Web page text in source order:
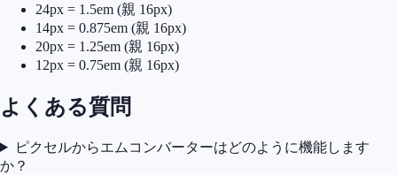
24px = 1.5em (親 16px)
14px = 0.875em (親 16px)
20px = 1.25em (親 16px)
12px = 0.75em (親 16px)
よくある質問
ピクセルからエムコンバーターはどのように機能します
か？